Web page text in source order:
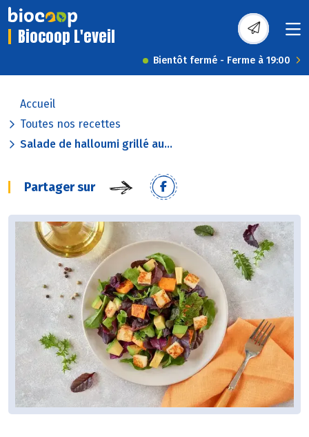
Biocoop L'eveil
Bientôt fermé - Ferme à 19:00
Accueil
Toutes nos recettes
Salade de halloumi grillé au...
Partager sur